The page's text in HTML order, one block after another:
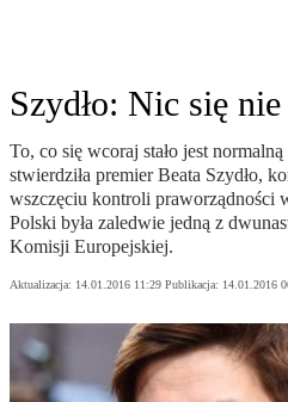
Szydło: Nic się
To, co się wcoraj stało jest
stwierdziła premier Beata Szydło,
wszczęciu kontroli praworządności
Polski była zaledwie jedną z
Komisji Europejskiej.
Aktualizacja: 14.01.2016 11:29 Publikacja: 14.01.2016